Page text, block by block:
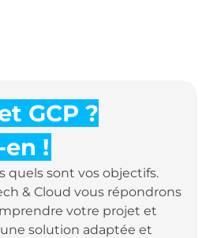
GCP ?
!
quels sont vos objectifs.
& Cloud vous répondrons
votre projet et
solution adaptée et